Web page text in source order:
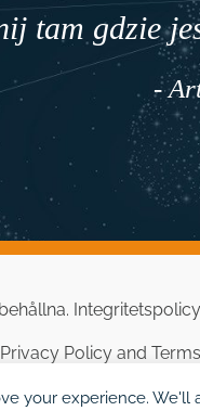
tam gdzie
-
Integritetspolicy
Privacy Policy and
your experience.